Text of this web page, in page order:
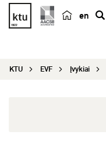
en
e
KTU EVF Įvykiai